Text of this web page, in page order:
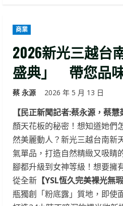
商業
2026新光三越台
盛典」 帶您品
蔡 永源 2026 年 5 月 13 日
【民正新聞記者:蔡永源，蔡慧
顏天花板的秘密！想知道她們
然美麗動人？新光三越台南新
氣單品，打造自然精緻又吸睛
腳都升級到女神等級！想要擁
從全新 【YSL恆久完美裸光無
瓶獨創「粉底露」質地，即使